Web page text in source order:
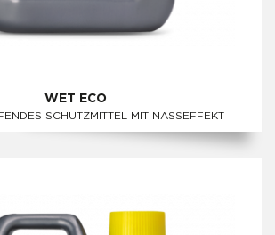
WET ECO
SCHUTZMITTEL MIT NASSEFFEKT